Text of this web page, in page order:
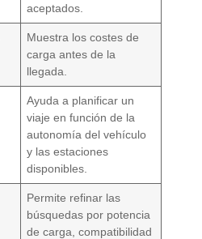
aceptados.
Muestra los costes de
carga antes de la
llegada.
Ayuda a planificar un
viaje en función de la
autonomía del vehículo
y las estaciones
disponibles.
Permite refinar las
búsquedas por potencia
de carga, compatibilidad